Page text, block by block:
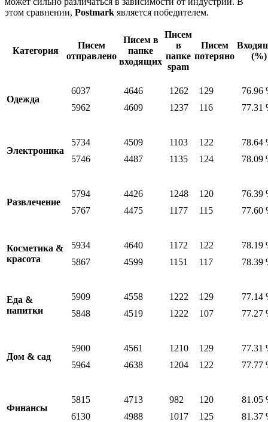
этом сравнении, Postmark является победителем.
Категория
Писем
отправлено
Писем в
папке
входящих
Писем
в
папке
spam
Писем
потеряно
(%)
Одежда
6037
5962
4646
4609
1262
1237
129
116
76.96
77.31
Электроника
5734
5746
4509
4487
1103
1135
122
124
78.64
78.09
Развлечение
5794
5767
4426
4475
1248
1177
120
115
76.39
77.60
Косметика &
красота
5934
5867
4640
4599
1172
1151
122
117
78.19
78.39
Еда &
напитки
5909
5848
4558
4519
1222
1222
129
107
77.14
77.27
Дом & сад
5900
5964
4561
4638
1210
1204
129
122
77.31
77.77
Финансы
5815
6130
4713
4988
982
1017
120
125
81.05
81.37